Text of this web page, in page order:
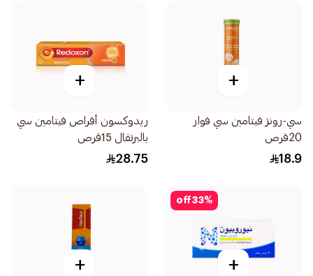
+
سي-رونز فيتامين سي فوار
20قرص
18.9
+
ريدوكسون أقراص فيتامين سي
بالبرتقال 15قرص
28.75
33%
off
+
+